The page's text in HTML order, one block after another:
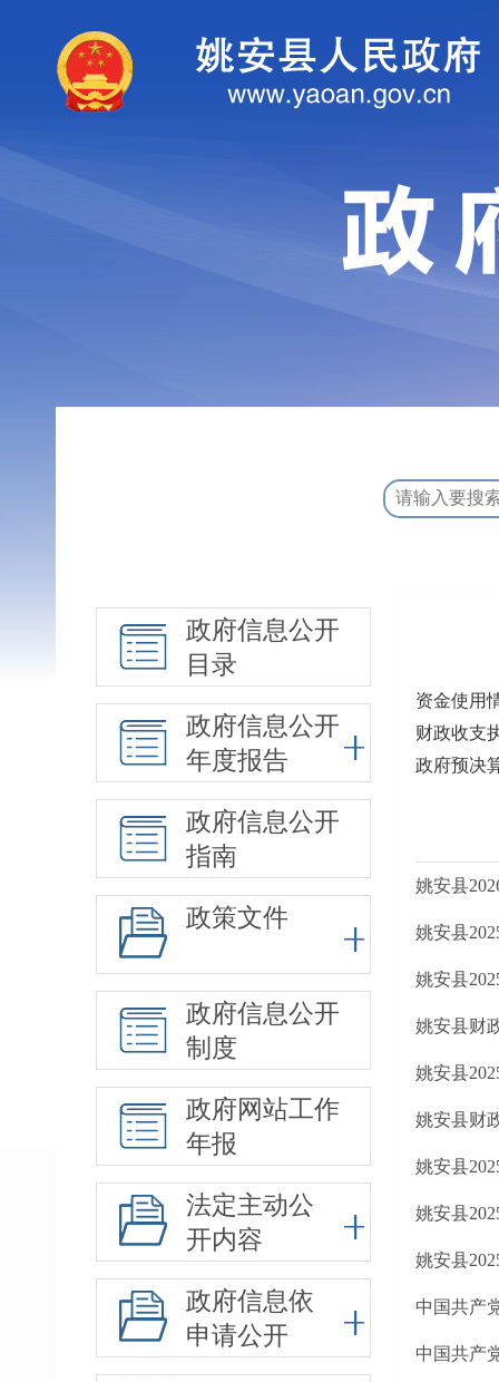
政府信息公开
目录
政府信息公开
年度报告
政府信息公开
指南
政策文件
政府信息公开
制度
政府网站工作
年报
法定主动公
开内容
政府信息依
申请公开
资金使用
财政收支
政府预决
姚安县
姚安县
姚安县
姚安县财
姚安县
姚安县财
姚安县
姚安县
姚安县
中国共产
中国共产